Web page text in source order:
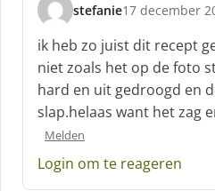
stefanie
s
c
h
r
e
e
17 december
ik heb zo juist dit recept
niet zoals het op de foto
hard en uit gedroogd en
slap.helaas want het zag
Melden
Login om te reageren